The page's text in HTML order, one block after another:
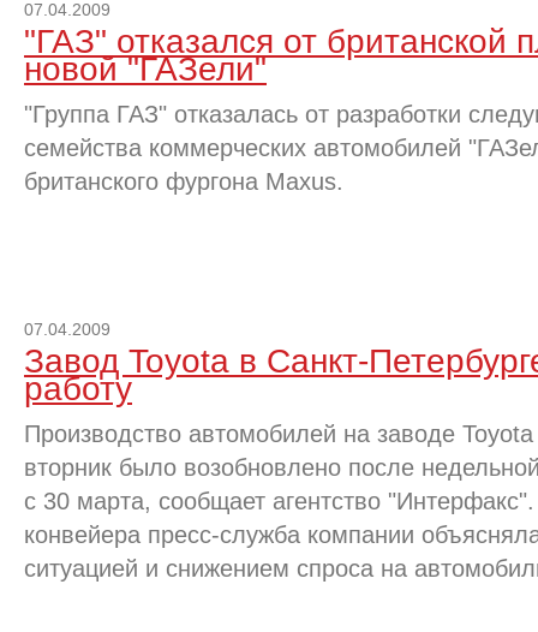
07.04.2009
"ГАЗ" отказался от британской
новой "ГАЗели"
"Группа ГАЗ" отказалась от разработки
семейства коммерческих автомобилей
британского фургона Maxus.
07.04.2009
Завод Toyota в Санкт-
работу
Производство автомобилей на заводе
вторник было возобновлено после
с 30 марта, сообщает агентство
конвейера пресс-служба компании
ситуацией и снижением спроса на